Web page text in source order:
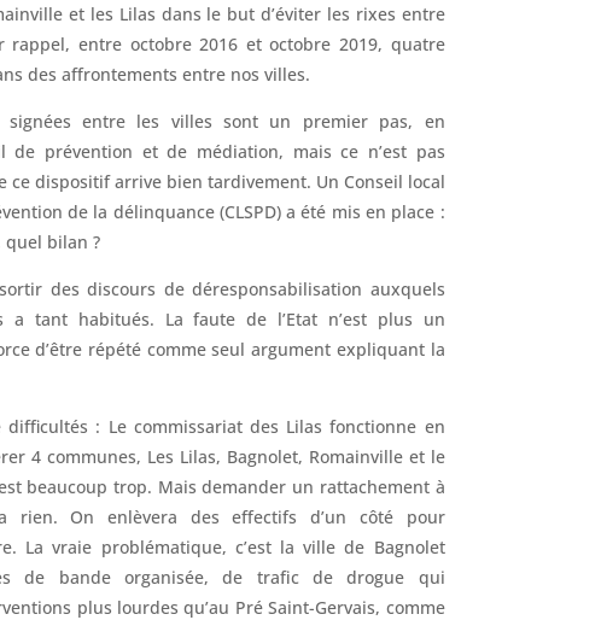
et les Lilas dans le but d’éviter les rixes entre
rappel, entre octobre 2016 et octobre 2019, quatre
des affrontements entre nos villes.
signées entre les villes sont un premier pas, en
de prévention et de médiation, mais ce n’est pas
ce dispositif arrive bien tardivement. Un Conseil local
de la délinquance (CLSPD) a été mis en place :
bilan ?
des discours de déresponsabilisation auxquels
a tant habitués. La faute de l’Etat n’est plus un
d’être répété comme seul argument expliquant la
: Le commissariat des Lilas fonctionne en
4 communes, Les Lilas, Bagnolet, Romainville et le
beaucoup trop. Mais demander un rattachement à
rien. On enlèvera des effectifs d’un côté pour
La vraie problématique, c’est la ville de Bagnolet
de bande organisée, de trafic de drogue qui
plus lourdes qu’au Pré Saint-Gervais, comme